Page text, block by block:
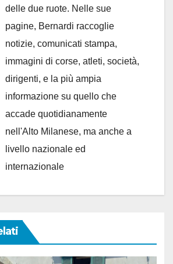
delle due ruote. Nelle sue
pagine, Bernardi raccoglie
notizie, comunicati stampa,
immagini di corse, atleti, società,
dirigenti, e la più ampia
informazione su quello che
accade quotidianamente
nell'Alto Milanese, ma anche a
livello nazionale ed
internazionale